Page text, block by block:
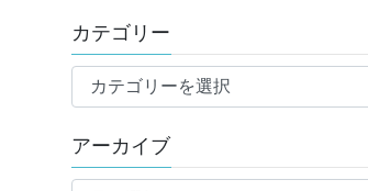
カテゴリー
テ
リ
ー
アーカイブ
ア